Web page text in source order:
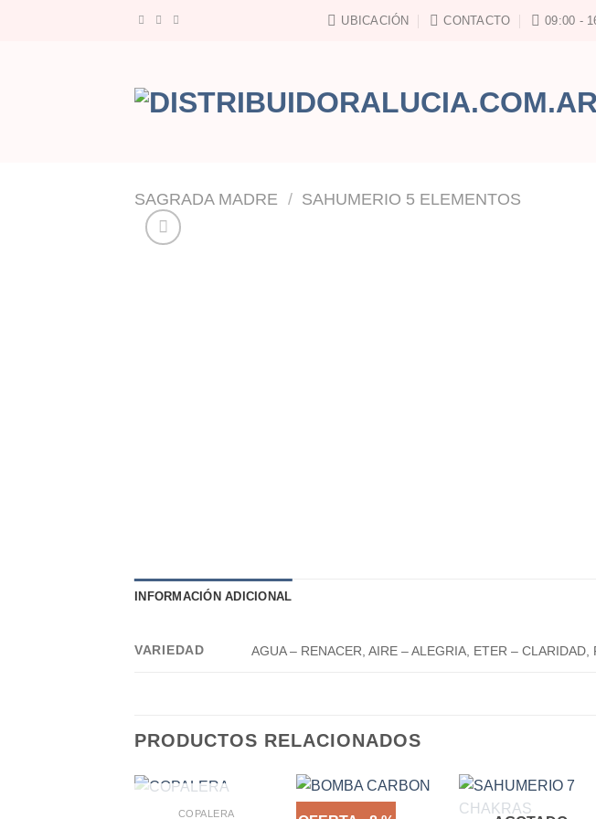
UBICACIÓN CONTACTO 09:00 -
SAGRADA MADRE / SAHUMERIO 5 ELEMENTOS
INFORMACIÓN ADICIONAL
VARIEDAD AGUA – RENACER, AIRE – ALEGRIA, ETER –
PRODUCTOS RELACIONADOS
AGOTADO
COPALERA